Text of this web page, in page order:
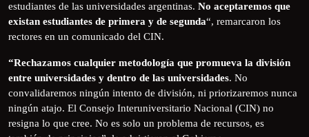
estudiantes de las universidades argentinas. No aceptaremos que
existan estudiantes de primera y de segunda“, remarcaron los
rectores en un comunicado del CIN.
“Rechazamos cualquier metodología que promueva la división
entre universidades y dentro de las universidades. No
convalidaremos ningún intento de división, ni priorizaremos nunca
ningún atajo. El Consejo Interuniversitario Nacional (CIN) no
resigna lo que cree. No es solo un problema de recursos, es